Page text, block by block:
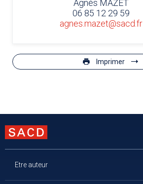
Agnès MAZET
06 85 12 29 59
agnes.mazet@sacd.fr
Imprimer
Etre auteur